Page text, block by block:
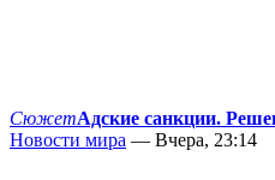
СюжетАдские санкции.
Новости мира — Вчера, 23:14